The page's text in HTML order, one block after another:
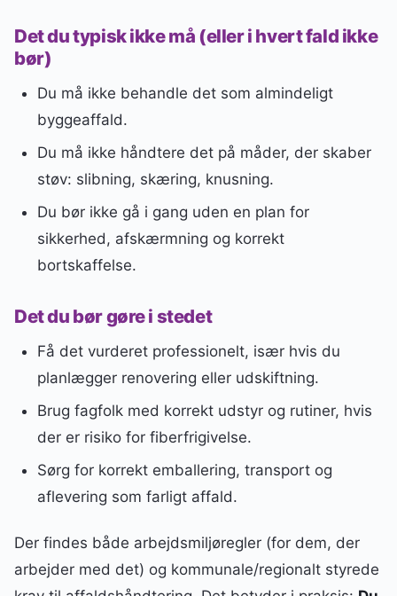
Det du typisk ikke må (eller i hvert fald ikke
bør)
Du må ikke behandle det som almindeligt
byggeaffald.
Du må ikke håndtere det på måder, der skaber
støv: slibning, skæring, knusning.
Du bør ikke gå i gang uden en plan for
sikkerhed, afskærmning og korrekt
bortskaffelse.
Det du bør gøre i stedet
Få det vurderet professionelt, især hvis du
planlægger renovering eller udskiftning.
Brug fagfolk med korrekt udstyr og rutiner, hvis
der er risiko for fiberfrigivelse.
Sørg for korrekt emballering, transport og
aflevering som farligt affald.
Der findes både arbejdsmiljøregler (for dem, der
arbejder med det) og kommunale/regionalt styrede